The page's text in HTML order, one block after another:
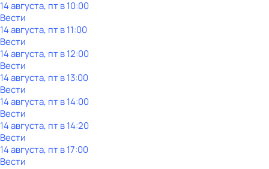
14 августа, пт в 10:00
Вести
14 августа, пт в 11:00
Вести
14 августа, пт в 12:00
Вести
14 августа, пт в 13:00
Вести
14 августа, пт в 14:00
Вести
14 августа, пт в 14:20
Вести
14 августа, пт в 17:00
Вести